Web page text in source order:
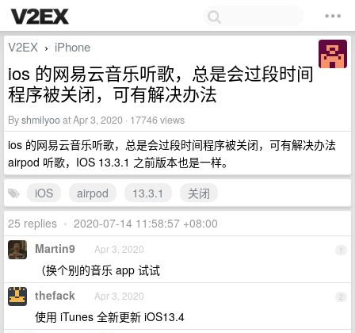
V2EX › iPhone
ios 的网易云音乐听歌，总是会过段时间
程序被关闭，可有解决办法
Byshmilyooat Apr 3, 2020 · 17746 views
ios 的网易云音乐听歌，总是会过段时间程序被关闭，可有解决办法
airpod 听歌，IOS 13.3.1 之前版本也是一样。
iOS
airpod 13.3.1
关闭
25 replies • 2020-07-14 11:58:57 +08:00
1
Martin9 Apr 3, 2020
（换个别的音乐 app 试试
2
thefack Apr 3, 2020
使用 iTunes 全新更新 iOS13.4